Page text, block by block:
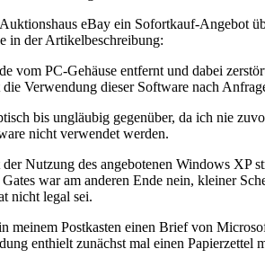
eBay ein Sofortkauf-Angebot
in der Artikelbeschreibung:
vom PC-Gehäuse entfernt und dabei
Verwendung dieser Software nach
bis ungläubig gegenüber, da ich nie
nicht verwendet werden.
Nutzung des angebotenen Windows XP
war am anderen Ende nein, kleiner
nicht legal sei.
meinem Postkasten einen Brief von
enthielt zunächst mal einen